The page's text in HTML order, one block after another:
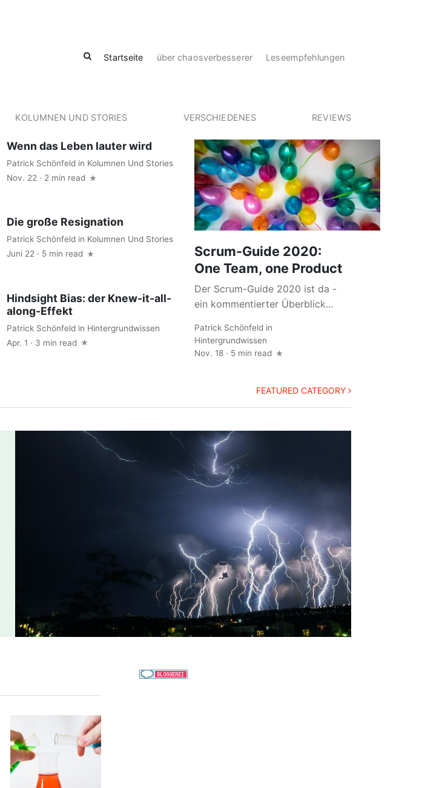
Startseite über chaosverbesserer Leseempfehlungen
KOLUMNEN UND STORIES VERSCHIEDENES REVIEWS
Wenn das Leben lauter wird
Patrick Schönfeld in Kolumnen Und Stories
Nov. 22 · 2 min read
Die große Resignation
Patrick Schönfeld in Kolumnen Und Stories
Juni 22 · 5 min read
Hindsight Bias: der Knew-it-all-
along-Effekt
Patrick Schönfeld in Hintergrundwissen
Apr. 1 · 3 min read
Scrum-Guide 2020:
One Team, one Product
Der Scrum-Guide 2020 ist da -
ein kommentierter Überblick...
Patrick Schönfeldin
Hintergrundwissen
Nov. 18 · 5 min read
FEATURED CATEGORY